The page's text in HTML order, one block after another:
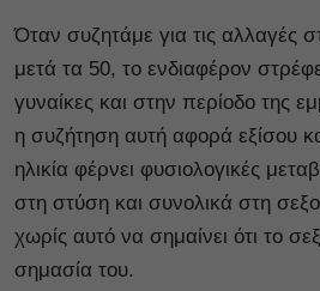
Όταν συζητάμε για τις αλλαγές
μετά τα 50, το ενδιαφέρον
γυναίκες και στην περίοδο της
η συζήτηση αυτή αφορά εξίσου
ηλικία φέρνει φυσιολογικές
στη στύση και συνολικά στη
χωρίς αυτό να σημαίνει ότι το
σημασία του.